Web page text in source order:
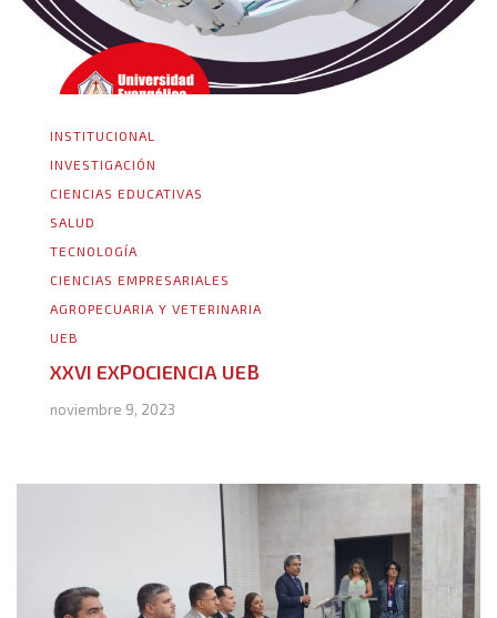
INSTITUCIONAL
INVESTIGACIÓN
CIENCIAS EDUCATIVAS
SALUD
TECNOLOGÍA
CIENCIAS EMPRESARIALES
AGROPECUARIA Y VETERINARIA
UEB
XXVI EXPOCIENCIA UEB
noviembre 9, 2023